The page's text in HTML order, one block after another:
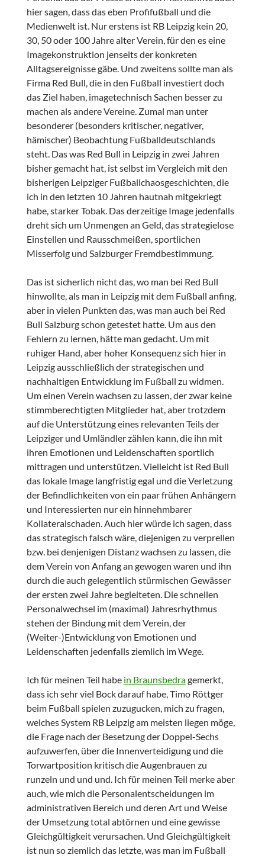
hier sagen, dass das eben Profifußball und die
Medienwelt ist. Nur erstens ist RB Leipzig kein 20,
30, 50 oder 100 Jahre alter Verein, für den es eine
Imagekonstruktion jenseits der konkreten
Alltagsereignisse gäbe. Und zweitens sollte man als
Firma Red Bull, die in den Fußball investiert doch
das Ziel haben, imagetechnisch Sachen besser zu
machen als andere Vereine. Zumal man unter
besonderer (besonders kritischer, negativer,
hämischer) Beobachtung Fußballdeutschlands
steht. Das was Red Bull in Leipzig in zwei Jahren
bisher gemacht hat, ist selbst im Vergleich mit den
bisherigen Leipziger Fußballchaosgeschichten, die
ich in den letzten 10 Jahren hautnah mitgekriegt
habe, starker Tobak. Das derzeitige Image jedenfalls
dreht sich um Unmengen an Geld, das strategielose
Einstellen und Rausschmeißen, sportlichen
Misserfolg und Salzburger Fremdbestimmung.
Das ist sicherlich nicht das, wo man bei Red Bull
hinwollte, als man in Leipzig mit dem Fußball anfing,
aber in vielen Punkten das, was man auch bei Red
Bull Salzburg schon getestet hatte. Um aus den
Fehlern zu lernen, hätte man gedacht. Um mit
ruhiger Hand, aber hoher Konsequenz sich hier in
Leipzig ausschließlich der strategischen und
nachhaltigen Entwicklung im Fußball zu widmen.
Um einen Verein wachsen zu lassen, der zwar keine
stimmberechtigten Mitglieder hat, aber trotzdem
auf die Unterstützung eines relevanten Teils der
Leipziger und Umländler zählen kann, die ihn mit
ihren Emotionen und Leidenschaften sportlich
mittragen und unterstützen. Vielleicht ist Red Bull
das lokale Image langfristig egal und die Verletzung
der Befindlichkeiten von ein paar frühen Anhängern
und Interessierten nur ein hinnehmbarer
Kollateralschaden. Auch hier würde ich sagen, dass
das strategisch falsch wäre, diejenigen zu verprellen
bzw. bei denjenigen Distanz wachsen zu lassen, die
dem Verein von Anfang an gewogen waren und ihn
durch die auch gelegentlich stürmischen Gewässer
der ersten zwei Jahre begleiteten. Die schnellen
Personalwechsel im (maximal) Jahresrhythmus
stehen der Bindung mit dem Verein, der
(Weiter-)Entwicklung von Emotionen und
Leidenschaften jedenfalls ziemlich im Wege.
Ich für meinen Teil habe in Braunsbedragemerkt,
dass ich sehr viel Bock darauf habe, Timo Röttger
beim Fußball spielen zuzugucken, mich zu fragen,
welches System RB Leipzig am meisten liegen möge,
die Frage nach der Besetzung der Doppel-Sechs
aufzuwerfen, über die Innenverteidigung und die
Torwartposition kritisch die Augenbrauen zu
runzeln und und und. Ich für meinen Teil merke aber
auch, wie mich die Personalentscheidungen im
administrativen Bereich und deren Art und Weise
der Umsetzung total abtörnen und eine gewisse
Gleichgültigkeit verursachen. Und Gleichgültigkeit
ist nun so ziemlich das letzte, was man im Fußball